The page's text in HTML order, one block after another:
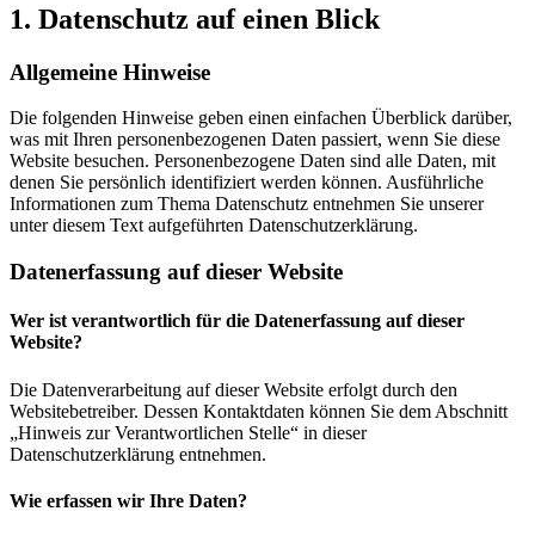
1. Datenschutz auf einen Blick
Allgemeine Hinweise
Die folgenden Hinweise geben einen einfachen Überblick darüber,
was mit Ihren personenbezogenen Daten passiert, wenn Sie diese
Website besuchen. Personenbezogene Daten sind alle Daten, mit
denen Sie persönlich identifiziert werden können. Ausführliche
Informationen zum Thema Datenschutz entnehmen Sie unserer
unter diesem Text aufgeführten Datenschutzerklärung.
Datenerfassung auf dieser Website
Wer ist verantwortlich für die Datenerfassung auf dieser
Website?
Die Datenverarbeitung auf dieser Website erfolgt durch den
Websitebetreiber. Dessen Kontaktdaten können Sie dem Abschnitt
„Hinweis zur Verantwortlichen Stelle“ in dieser
Datenschutzerklärung entnehmen.
Wie erfassen wir Ihre Daten?